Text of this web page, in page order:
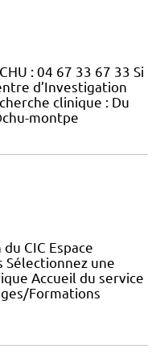
: 04 67 33 67 33 Si
d’Investigation
clinique : Du
montpe
CIC Espace
Sélectionnez une
Accueil du service
Formations